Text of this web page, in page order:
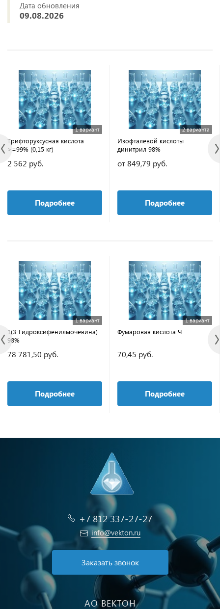
Дата обновления
09.08.2026
1 вариант
Трифторуксусная кислота
>=99% (0,15 кг)
2 562 руб.
Подробнее
2 варианта
Изофталевой кислоты
динитрил 98%
от 849,79 руб.
Подробнее
1 вариант
1(3-Гидроксифенилмочевина)
98%
78 781,50 руб.
Подробнее
1 вариант
Фумаровая кислота Ч
70,45 руб.
Подробнее
+7 812 337-27-27
info@vekton.ru
Заказать звонок
АО ВЕКТОН